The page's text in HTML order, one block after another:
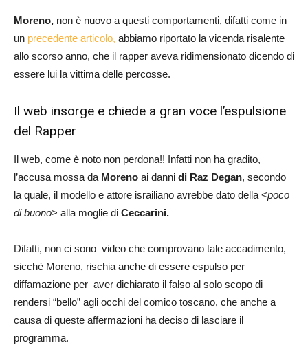
Moreno, non è nuovo a questi comportamenti, difatti come in
un precedente articolo, abbiamo riportato la vicenda risalente
allo scorso anno, che il rapper aveva ridimensionato dicendo di
essere lui la vittima delle percosse.
Il web insorge e chiede a gran voce l’espulsione
del Rapper
Il web, come è noto non perdona!! Infatti non ha gradito,
l’accusa mossa da Moreno ai danni di Raz Degan, secondo
la quale, il modello e attore israiliano avrebbe dato della <poco
di buono> alla moglie di Ceccarini.
Difatti, non ci sono video che comprovano tale accadimento,
sicchè Moreno, rischia anche di essere espulso per
diffamazione per aver dichiarato il falso al solo scopo di
rendersi “bello” agli occhi del comico toscano, che anche a
causa di queste affermazioni ha deciso di lasciare il
programma.